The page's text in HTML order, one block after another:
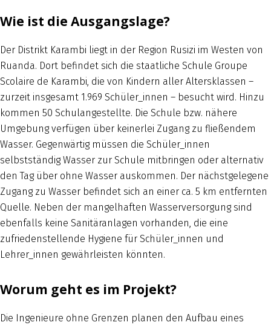
Wie ist die Ausgangslage?
Der Distrikt Karambi liegt in der Region Rusizi im Westen von
Ruanda. Dort befindet sich die staatliche Schule Groupe
Scolaire de Karambi, die von Kindern aller Altersklassen –
zurzeit insgesamt 1.969 Schüler_innen – besucht wird. Hinzu
kommen 50 Schulangestellte. Die Schule bzw. nähere
Umgebung verfügen über keinerlei Zugang zu fließendem
Wasser. Gegenwärtig müssen die Schüler_innen
selbstständig Wasser zur Schule mitbringen oder alternativ
den Tag über ohne Wasser auskommen. Der nächstgelegene
Zugang zu Wasser befindet sich an einer ca. 5 km entfernten
Quelle. Neben der mangelhaften Wasserversorgung sind
ebenfalls keine Sanitäranlagen vorhanden, die eine
zufriedenstellende Hygiene für Schüler_innen und
Lehrer_innen gewährleisten könnten.
Worum geht es im Projekt?
Die Ingenieure ohne Grenzen planen den Aufbau eines